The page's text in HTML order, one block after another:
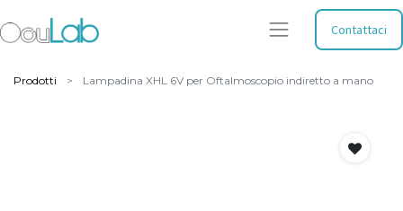
Contattaci
Prodotti Lampadina XHL 6V per Oftalmoscopio indiretto a mano